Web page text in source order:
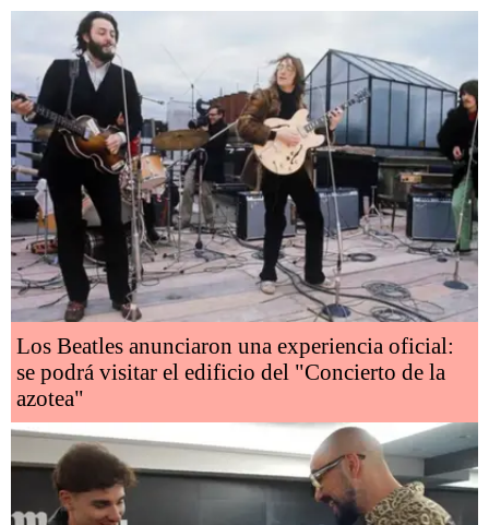
Los Beatles anunciaron una experiencia oficial:
se podrá visitar el edificio del "Concierto de la
azotea"